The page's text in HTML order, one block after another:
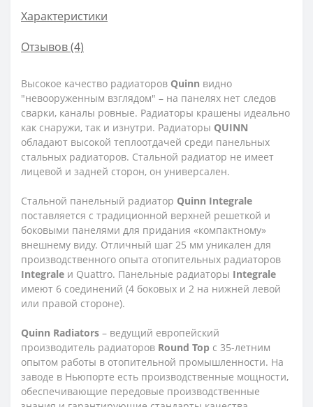
Характеристики
Отзывов (4)
Высокое качество радиаторов Quinn видно
"невооруженным взглядом" – на панелях нет следов
сварки, каналы ровные. Радиаторы крашены идеально
как снаружи, так и изнутри. Радиаторы QUINN
обладают высокой теплоотдачей среди панельных
стальных радиаторов. Стальной радиатор не имеет
лицевой и задней сторон, он универсален.
Стальной панельный радиатор Quinn Integrale
поставляется с традиционной верхней решеткой и
боковыми панелями для придания «компактному»
внешнему виду. Отличный шаг 25 мм уникален для
производственного опыта отопительных радиаторов
Integrale и Quattro. Панельные радиаторы Integrale
имеют 6 соединений (4 боковых и 2 на нижней левой
или правой стороне).
Quinn Radiators – ведущий европейский
производитель радиаторов Round Top с 35-летним
опытом работы в отопительной промышленности. На
заводе в Ньюпорте есть производственные мощности,
обеспечивающие передовые производственные